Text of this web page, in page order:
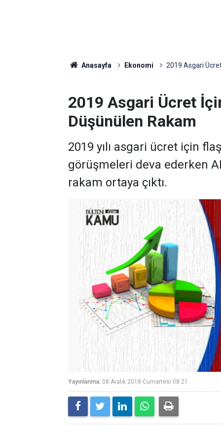
Anasayfa Ekonomi 2019 Asgari
2019 Asgari Ücret
Düşünülen Rakam
2019 yılı asgari ücret için
görüşmeleri deva ederken
rakam ortaya çıktı.
Yayınlanma: 08 Aralık 2018 Cumartesi 08:21